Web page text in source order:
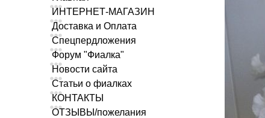
ИНТЕРНЕТ-МАГАЗИН
Доставка и Оплата
Спецпердложения
Форум "Фиалка"
Новости сайта
Статьи о фиалках
КОНТАКТЫ
ОТЗЫВЫ/пожелания